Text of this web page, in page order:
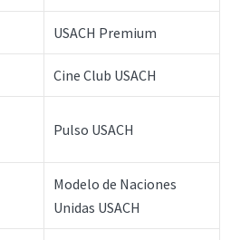
USACH Premium
Cine Club USACH
Pulso USACH
Modelo de Naciones
Unidas USACH